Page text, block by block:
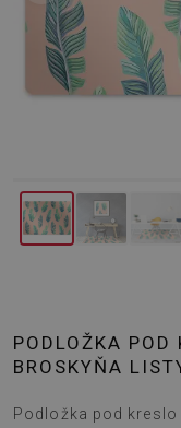
PODLOŽKA POD
BROSKYŇA
Podložka pod